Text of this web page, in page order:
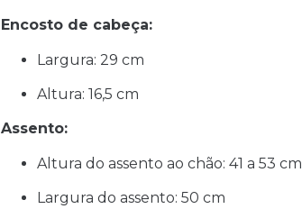
Encosto de cabeça:
Largura: 29 cm
Altura: 16,5 cm
Assento:
Altura do assento ao chão: 41 a 53 cm
Largura do assento: 50 cm